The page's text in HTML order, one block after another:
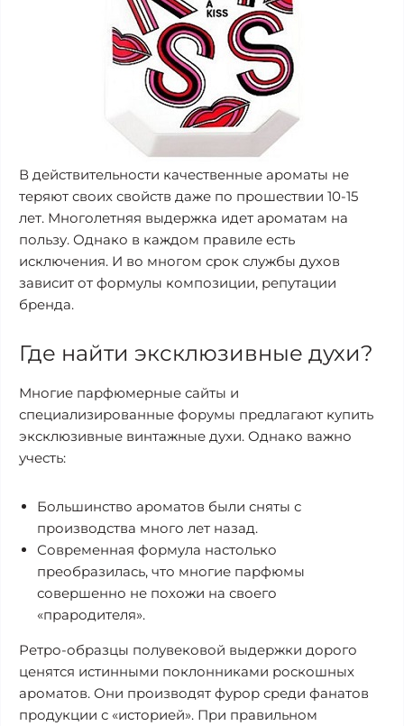
В действительности качественные ароматы не
теряют своих свойств даже по прошествии 10-15
лет. Многолетняя выдержка идет ароматам на
пользу. Однако в каждом правиле есть
исключения. И во многом срок службы духов
зависит от формулы композиции, репутации
бренда.
Где найти эксклюзивные духи?
Многие парфюмерные сайты и
специализированные форумы предлагают купить
эксклюзивные винтажные духи. Однако важно
учесть:
Большинство ароматов были сняты с
производства много лет назад.
Современная формула настолько
преобразилась, что многие парфюмы
совершенно не похожи на своего
«прародителя».
Ретро-образцы полувековой выдержки дорого
ценятся истинными поклонниками роскошных
ароматов. Они производят фурор среди фанатов
продукции с «историей». При правильном